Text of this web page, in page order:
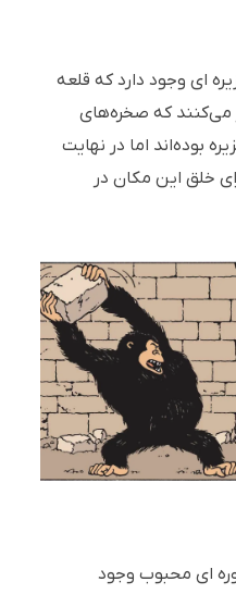
ای وجود دارد که قلعه
می‌کنند که صخره‌های
بوده‌اند اما در نهایت
خلق این مکان در
اسطوره ای محبوب وجود